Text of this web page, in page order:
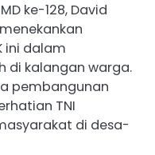
ke-128, David
ini dalam
di kalangan warga.
pembangunan
TNI
di desa-